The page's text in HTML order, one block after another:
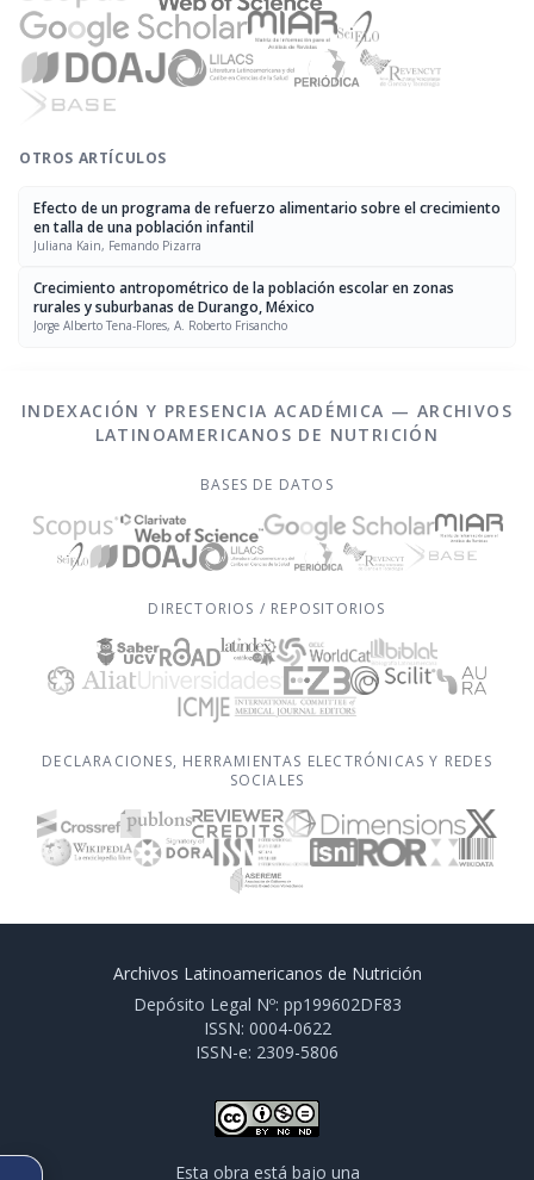
OTROS ARTÍCULOS
Efecto de un programa de refuerzo alimentario sobre el crecimiento
en talla de una población infantil
Juliana Kain, Femando Pizarra
Crecimiento antropométrico de la población escolar en zonas
rurales y suburbanas de Durango, México
Jorge Alberto Tena-Flores, A. Roberto Frisancho
INDEXACIÓN Y PRESENCIA ACADÉMICA — ARCHIVOS
LATINOAMERICANOS DE NUTRICIÓN
BASES DE DATOS
DIRECTORIOS / REPOSITORIOS
DECLARACIONES, HERRAMIENTAS ELECTRÓNICAS Y REDES
SOCIALES
Archivos Latinoamericanos de Nutrición
Depósito Legal Nº: pp199602DF83
ISSN: 0004-0622
ISSN-e: 2309-5806
Esta obra está bajo una